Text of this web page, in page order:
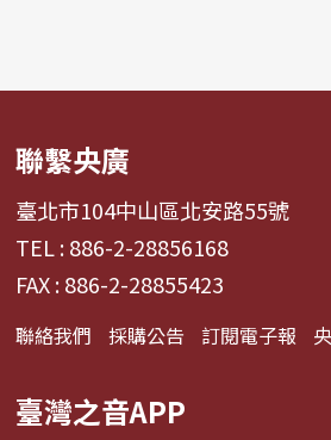
聯繫央廣
臺北市104中山區北安路55號
TEL : 886-2-28856168
FAX : 886-2-28855423
聯絡我們 採購公告 訂閱電子報
臺灣之音APP